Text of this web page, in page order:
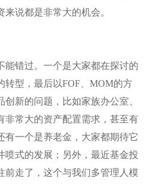
说都是非常大的机会。
能错过。一个是大家都在探讨的
转型，最后以FOF、MOM的方
新的问题，比如家族办公室、
非常大的资产配置需求，甚至有
有一个是养老金，大家都期待它
喷式的发展；另外，最近基金投
前走了，这个与我们多管理人模